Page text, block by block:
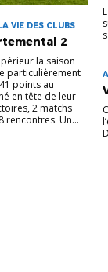
VIE DES CLUBS
2
la saison
particulièrement
points au
en tête de leur
2 matchs
rencontres. Un...